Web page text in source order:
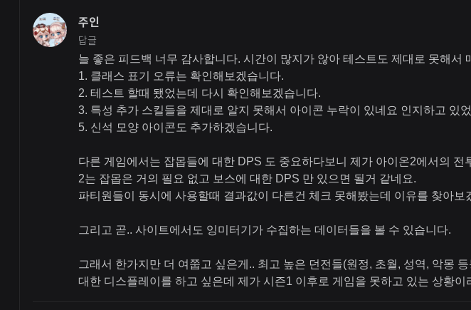
주인
답글
늘 좋은 피드백 너무 감사합니다. 시간이 많지가 않아 테스트도 제대로 못해
1. 클래스 표기 오류는 확인해보겠습니다.
2. 테스트 할때 됐었는데 다시 확인해보겠습니다.
3. 특성 추가 스킬들을 제대로 알지 못해서 아이콘 누락이 있네요 인지하고 있
5. 신석 모양 아이콘도 추가하겠습니다.
다른 게임에서는 잡몹들에 대한 DPS 도 중요하다보니 제가 아이온2에서의
2는 잡몹은 거의 필요 없고 보스에 대한 DPS 만 있으면 될거 같네요.
파티원들이 동시에 사용할때 결과값이 다른건 체크 못해봤는데 이유를 찾아보
그리고 곧.. 사이트에서도 잉미터기가 수집하는 데이터들을 볼 수 있습니다.
그래서 한가지만 더 여쭙고 싶은게.. 최고 높은 던전들(원정, 초월, 성역, 악몽
대한 디스플레이를 하고 싶은데 제가 시즌1 이후로 게임을 못하고 있는 상황